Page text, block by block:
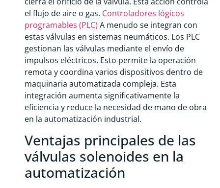
el flujo de aire o gas. Controladores lógicos
programables (PLC) A menudo se integran con
estas válvulas en sistemas neumáticos. Los PLC
gestionan las válvulas mediante el envío de
impulsos eléctricos. Esto permite la operación
remota y coordina varios dispositivos dentro de
maquinaria automatizada compleja. Esta
integración aumenta significativamente la
eficiencia y reduce la necesidad de mano de obra
en la automatización industrial.
Ventajas principales de las
válvulas solenoides en la
automatización